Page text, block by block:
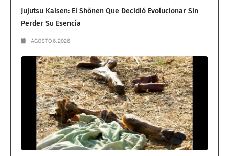
Jujutsu Kaisen: El Shōnen Que Decidió Evolucionar Sin
Perder Su Esencia
AGOSTO 6, 2026